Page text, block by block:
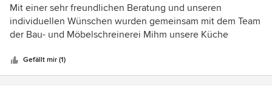
5
von
5
Mit einer sehr freundlichen Beratung und unseren
individuellen Wünschen wurden gemeinsam mit dem Team
der Bau- und Möbelschreinerei Mihm unsere Küche
verschiedenen Ideen und Vorschlägen, konnten wir uns die
zukünftige Küche perfekt vorstellen.. und sehen! Wir sind
Gefällt mir (1)